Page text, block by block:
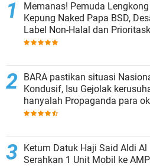
Memanas! Pemuda
Kepung Naked Papa BSD,
Label Non-Halal dan
Lokal
BARA pastikan situasi Nasional
Kondusif, Isu Gejolak
hanyalah Propaganda para
tidak cinta NKRI!!!
Ketum Datuk Haji Said Aldi Al
Serahkan 1 Unit Mobil ke